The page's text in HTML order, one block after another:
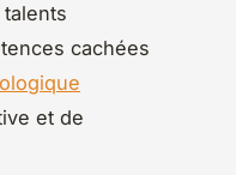
cachées
et de